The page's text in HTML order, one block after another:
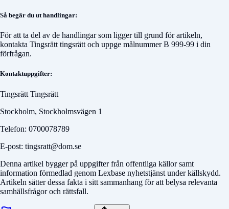
Så begär du ut handlingar:
För att ta del av de handlingar som ligger till grund för artikeln,
kontakta Tingsrätt tingsrätt och uppge målnummerB 999-99 i din
förfrågan.
Kontaktuppgifter:
Tingsrätt Tingsrätt
Stockholm, Stockholmsvägen 1
Telefon: 0700078789
E-post: tingsratt@dom.se
Denna artikel bygger på uppgifter från offentliga källor samt
information förmedlad genom Lexbase nyhetstjänst under källskydd.
Artikeln sätter dessa fakta i sitt sammanhang för att belysa relevanta
samhällsfrågor och rättsfall.